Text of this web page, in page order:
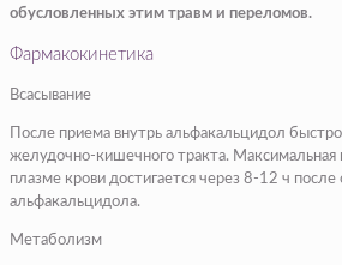
обусловленных этим травм и переломов.
Фармакокинетика
Всасывание
После приема внутрь альфакальцидол быстро
желудочно-кишечного тракта. Максимальная
плазме крови достигается через 8-12 ч
альфакальцидола.
Метаболизм